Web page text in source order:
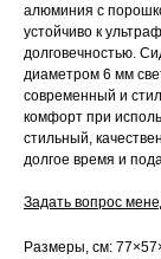
алюминия с
устойчиво к
долговечностью.
диаметром 6 мм
современный и
комфорт при
стильный,
долгое время и
Задать вопрос
Размеры, см: